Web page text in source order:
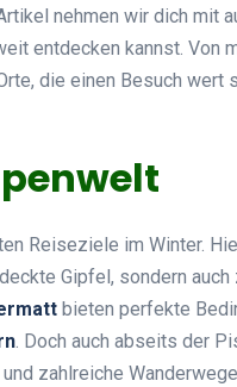
nehmen wir dich mit
entdecken kannst. Von
die einen Besuch wert
Reiseziele im Winter.
Gipfel, sondern
bieten perfekte
. Doch auch abseits der
zahlreiche